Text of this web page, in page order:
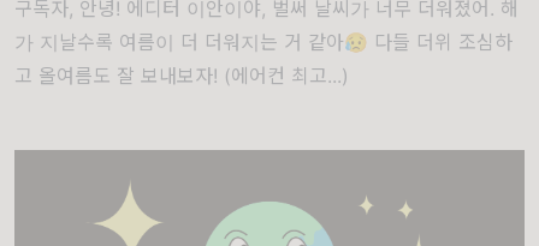
구독자, 안녕! 에디터 이안이야, 벌써 날씨가 너무 더워졌어. 해
가 지날수록 여름이 더 더워지는 거 같아😥 다들 더위 조심하
고 올여름도 잘 보내보자! (에어컨 최고...)